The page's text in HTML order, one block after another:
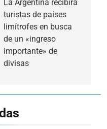
La Argentina recibirá
turistas de países
limítrofes en busca
de un «ingreso
importante» de
divisas